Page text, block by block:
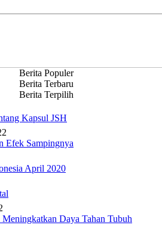
Berita Populer
Berita Terbaru
Berita Terpilih
Kapsul JSH
Efek Sampingnya
April 2020
Daya Tahan Tubuh